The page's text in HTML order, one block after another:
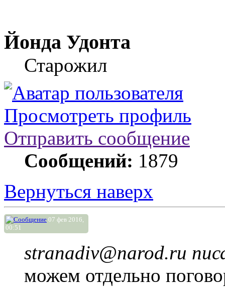
Йонда Удонта
Старожил
Просмотреть профиль
Отправить сообщение
Сообщений: 1879
Вернуться наверх
07 фев 2016,
00:51
stranadiv@narod.ru
можем отдельно